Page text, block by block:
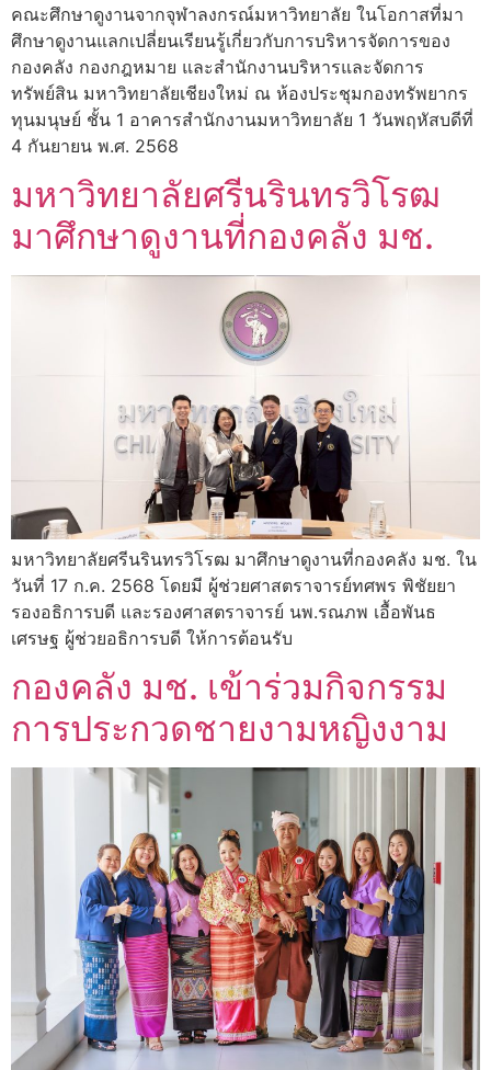
คณะศึกษาดูงานจากจุฬาลงกรณ์มหาวิทยาลัย ในโอกาสที่มา
ศึกษาดูงานแลกเปลี่ยนเรียนรู้เกี่ยวกับการบริหารจัดการของ
กองคลัง กองกฎหมาย และสำนักงานบริหารและจัดการ
ทรัพย์สิน มหาวิทยาลัยเชียงใหม่ ณ ห้องประชุมกองทรัพยากร
ทุนมนุษย์ ชั้น 1 อาคารสำนักงานมหาวิทยาลัย 1 วันพฤหัสบดีที่
4 กันยายน พ.ศ. 2568
มหาวิทยาลัยศรีนรินทรวิโรฒ
มาศึกษาดูงานที่กองคลัง มช.
มหาวิทยาลัยศรีนรินทรวิโรฒ มาศึกษาดูงานที่กองคลัง มช. ใน
วันที่ 17 ก.ค. 2568 โดยมี ผู้ช่วยศาสตราจารย์ทศพร พิชัยยา
รองอธิการบดี และรองศาสตราจารย์ นพ.รณภพ เอื้อพันธ
เศรษฐ ผู้ช่วยอธิการบดี ให้การต้อนรับ
กองคลัง มช. เข้าร่วมกิจกรรม
การประกวดชายงามหญิงงาม